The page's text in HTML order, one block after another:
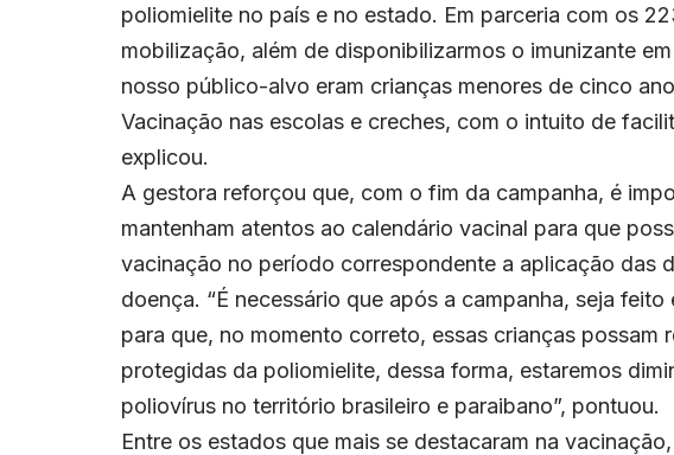
poliomielite no país e no estado. Em parceria com os
mobilização, além de disponibilizarmos o imunizante
nosso público-alvo eram crianças menores de cinco
Vacinação nas escolas e creches, com o intuito de
explicou.
A gestora reforçou que, com o fim da campanha, é
mantenham atentos ao calendário vacinal para que
vacinação no período correspondente a aplicação das
doença. “É necessário que após a campanha, seja
para que, no momento correto, essas crianças
protegidas da poliomielite, dessa forma, estaremos
poliovírus no território brasileiro e paraibano”, pontuou.
Entre os estados que mais se destacaram na